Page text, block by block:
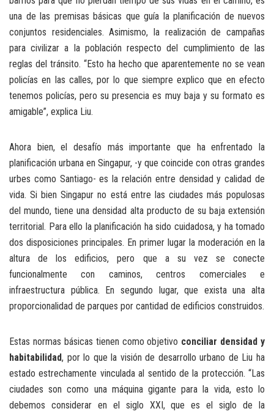
una de las premisas básicas que guía la planificación de nuevos
conjuntos residenciales. Asimismo, la realización de campañas
para civilizar a la población respecto del cumplimiento de las
reglas del tránsito. “Esto ha hecho que aparentemente no se vean
policías en las calles, por lo que siempre explico que en efecto
tenemos policías, pero su presencia es muy baja y su formato es
amigable”, explica Liu.
Ahora bien, el desafío más importante que ha enfrentado la
planificación urbana en Singapur, -y que coincide con otras grandes
urbes como Santiago- es la relación entre densidad y calidad de
vida. Si bien Singapur no está entre las ciudades más populosas
del mundo, tiene una densidad alta producto de su baja extensión
territorial. Para ello la planificación ha sido cuidadosa, y ha tomado
dos disposiciones principales. En primer lugar la moderación en la
altura de los edificios, pero que a su vez se conecte
funcionalmente con caminos, centros comerciales e
infraestructura pública. En segundo lugar, que exista una alta
proporcionalidad de parques por cantidad de edificios construidos.
Estas normas básicas tienen como objetivo conciliar densidad y
habitabilidad, por lo que la visión de desarrollo urbano de Liu ha
estado estrechamente vinculada al sentido de la protección. “Las
ciudades son como una máquina gigante para la vida, esto lo
debemos considerar en el siglo XXI, que es el siglo de la